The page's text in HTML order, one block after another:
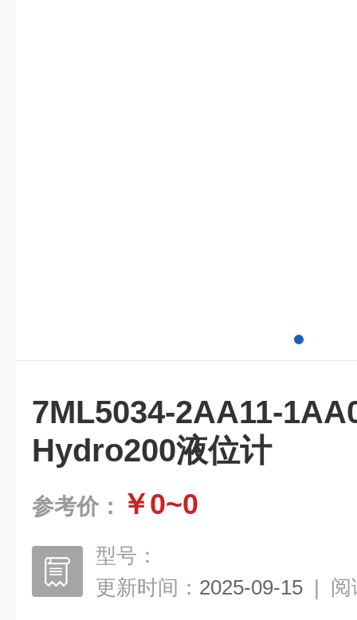
7ML5034-
Hydro200液位计
参考价： ￥0~0
型号：
更新时间： 2025-09-15 | 阅